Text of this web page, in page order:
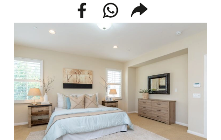
facebookwhatsappcompartir
enlace